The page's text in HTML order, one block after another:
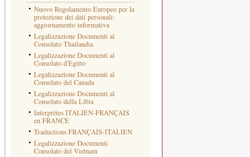
Nuovo Regolamento Europeo per la
protezione dei dati personali:
aggiornamento informativa
Legalizzazione Documenti al
Consolato Thailandia
Legalizzazione Documenti al
Consolato d'Egitto
Legalizzazione Documenti al
Consolato del Canada
Legalizzazione Documenti al
Consolato della Libia
Interprètes ITALIEN-FRANÇAIS
en FRANCE
Traductions FRANÇAIS-ITALIEN
Legalizzazione Documenti
Consolato del Vietnam